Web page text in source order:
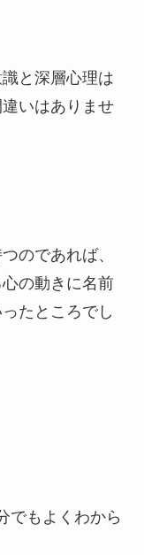
と深層心理は
いはありませ
のであれば、
の動きに名前
たところでし
でもよくわから